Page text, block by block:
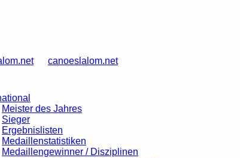
canoeslalom.net
Meister des Jahres
Sieger
Ergebnislisten
Medaillenstatistiken
Medaillengewinner / Disziplinen